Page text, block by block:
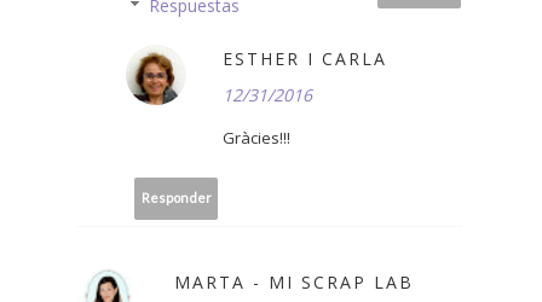
Respuestas
ESTHER I CARLA
12/31/2016
Gràcies!!!
Responder
MARTA - MI SCRAP LAB